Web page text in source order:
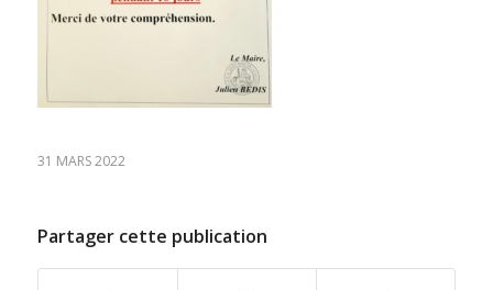
31 MARS 2022
Partager cette publication